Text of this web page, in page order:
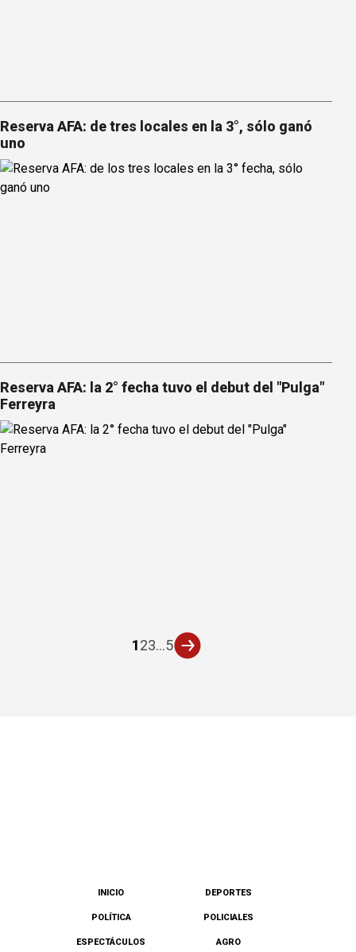
Reserva AFA: de tres locales en la 3°, sólo ganó
uno
Reserva AFA: la 2° fecha tuvo el debut del "Pulga"
Ferreyra
123...5
INICIO DEPORTES
POLÍTICA POLICIALES
ESPECTÁCULOS AGRO